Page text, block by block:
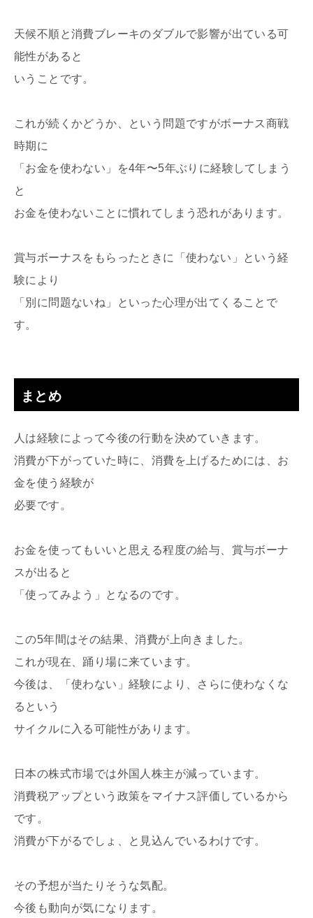
天候不順と消費ブレーキのダブルで影響が出ている可
能性があると
いうことです。
これが続くかどうか、という問題ですがボーナス商戦
時期に
「お金を使わない」を4年〜5年ぶりに経験してしまう
と
お金を使わないことに慣れてしまう恐れがあります。
賞与ボーナスをもらったときに「使わない」という経
験により
「別に問題ないね」といった心理が出てくることで
す。
まとめ
人は経験によって今後の行動を決めていきます。
消費が下がっていた時に、消費を上げるためには、お
金を使う経験が
必要です。
お金を使ってもいいと思える程度の給与、賞与ボーナ
スが出ると
「使ってみよう」となるのです。
この5年間はその結果、消費が上向きました。
これが現在、踊り場に来ています。
今後は、「使わない」経験により、さらに使わなくな
るという
サイクルに入る可能性があります。
日本の株式市場では外国人株主が減っています。
消費税アップという政策をマイナス評価しているから
です。
消費が下がるでしょ、と見込んでいるわけです。
その予想が当たりそうな気配。
今後も動向が気になります。